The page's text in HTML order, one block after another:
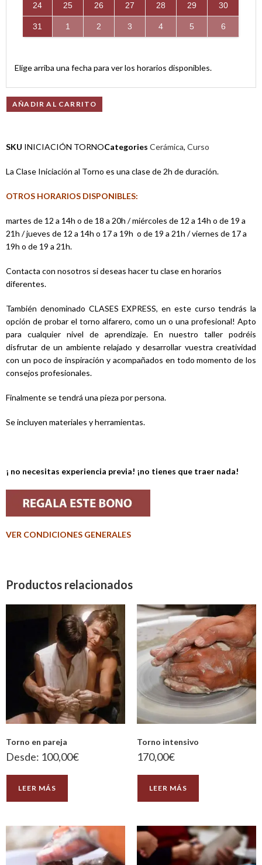
24 25 26 27 28 29 30
31 1 2 3 4 5 6
Elige arriba una fecha para ver los horarios disponibles.
AÑADIR AL CARRITO
SKU INICIACIÓN TORNOCategories Cerámica, Curso
La Clase Iniciación al Torno es una clase de 2h de duración.
OTROS HORARIOS DISPONIBLES:
martes de 12 a 14h o de 18 a 20h / miércoles de 12 a 14h o de 19 a
21h / jueves de 12 a 14h o 17 a 19h o de 19 a 21h / viernes de 17 a
19h o de 19 a 21h.
Contacta con nosotros si deseas hacer tu clase en horarios
diferentes.
También denominado CLASES EXPRESS, en este curso tendrás la
opción de probar el torno alfarero, como un o una profesional! Apto
para cualquier nivel de aprendizaje. En nuestro taller podréis
disfrutar de un ambiente relajado y desarrollar vuestra creatividad
con un poco de inspiración y acompañados en todo momento de los
consejos profesionales.
Finalmente se tendrá una pieza por persona.
Se incluyen materiales y herramientas.
¡ no necesitas experiencia previa! ¡no tienes que traer nada!
VER CONDICIONES GENERALES
Productos relacionados
Torno en pareja
Desde: 100,00€
LEER MÁS
Torno intensivo
170,00€
LEER MÁS